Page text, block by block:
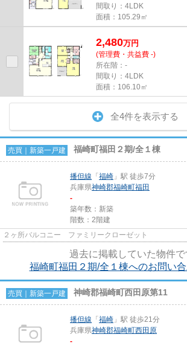
間取り：4LDK
面積：105.29㎡
2,480万円
(管理費・共益費 -)
所在階：-
間取り：4LDK
面積：106.10㎡
全4件を表示する
売買｜新築一戸建 福崎町福田２期/全１棟
播但線 「 福崎 」駅 徒歩7分
兵庫県神崎郡福崎町福田
-
築年数：新築
階数：2階建
２ヶ所バルコニー ファミリークローゼット
過去に掲載していた物件で
福崎町福田２期/全１棟へのお問い
売買｜新築一戸建 神崎郡福崎町西田原第11
播但線 「 福崎 」駅 徒歩21分
兵庫県神崎郡福崎町西田原
-